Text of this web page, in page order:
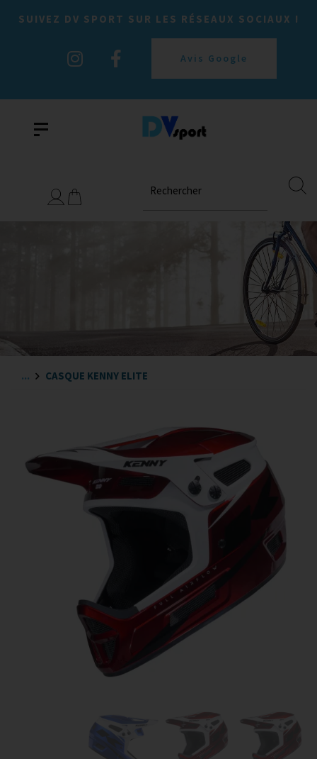
SUIVEZ DV SPORT SUR LES RÉSEAUX SOCIAUX !
Avis Google
Rechercher
... CASQUE KENNY ELITE